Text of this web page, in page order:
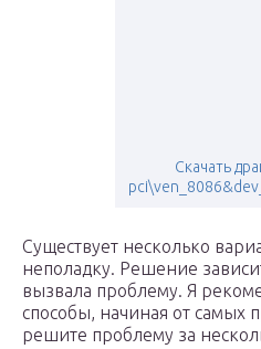
Скачать
Существует несколько
неполадку. Решение
вызвала проблему. Я
способы, начиная от самых
решите проблему за